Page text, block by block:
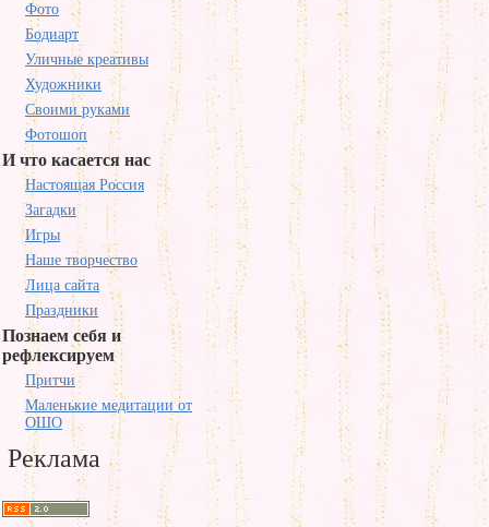
Фото
Бодиарт
Уличные креативы
Художники
Своими руками
Фотошоп
И что касается нас
Настоящая Россия
Загадки
Игры
Наше творчество
Лица сайта
Праздники
Познаем себя и
рефлексируем
Притчи
Маленькие медитации от
ОШО
Реклама